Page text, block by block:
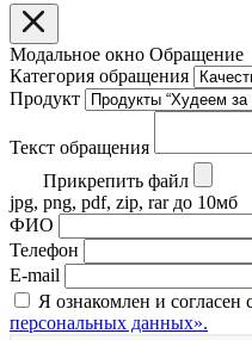
Модальное окно Обращение
Категория обращения
Продукт
Текст обращения
Прикрепить файл
jpg, png, pdf, zip, rar до 10мб
ФИО
Телефон
E-mail
Я ознакомлен и согласен
персональных данных».